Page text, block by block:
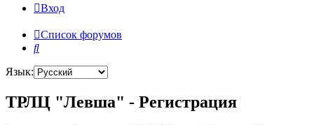
Вход
Список форумов
Поиск
Язык:
ТРЛЦ "Левша" - Регистрация